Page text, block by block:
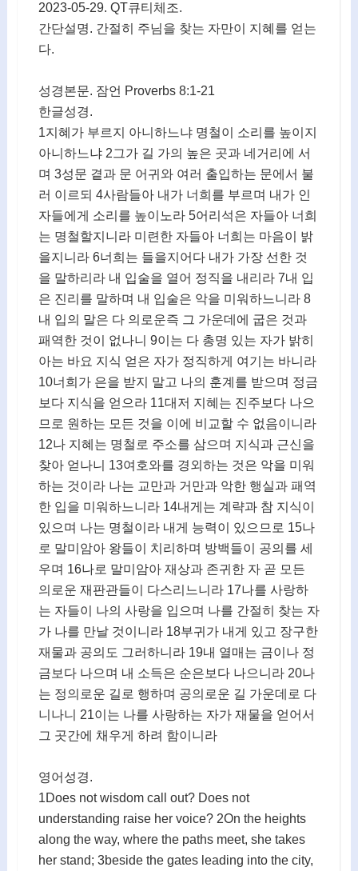
2023-05-29. QT큐티체조.
간단설명. 간절히 주님을 찾는 자만이 지혜를 얻는
다.
성경본문. 잠언 Proverbs 8:1-21
한글성경.
1지혜가 부르지 아니하느냐 명철이 소리를 높이지
아니하느냐 2그가 길 가의 높은 곳과 네거리에 서
며 3성문 곁과 문 어귀와 여러 출입하는 문에서 불
러 이르되 4사람들아 내가 너희를 부르며 내가 인
자들에게 소리를 높이노라 5어리석은 자들아 너희
는 명철할지니라 미련한 자들아 너희는 마음이 밝
을지니라 6너희는 들을지어다 내가 가장 선한 것
을 말하리라 내 입술을 열어 정직을 내리라 7내 입
은 진리를 말하며 내 입술은 악을 미워하느니라 8
내 입의 말은 다 의로운즉 그 가운데에 굽은 것과
패역한 것이 없나니 9이는 다 총명 있는 자가 밝히
아는 바요 지식 얻은 자가 정직하게 여기는 바니라
10너희가 은을 받지 말고 나의 훈계를 받으며 정금
보다 지식을 얻으라 11대저 지혜는 진주보다 나으
므로 원하는 모든 것을 이에 비교할 수 없음이니라
12나 지혜는 명철로 주소를 삼으며 지식과 근신을
찾아 얻나니 13여호와를 경외하는 것은 악을 미워
하는 것이라 나는 교만과 거만과 악한 행실과 패역
한 입을 미워하느니라 14내게는 계략과 참 지식이
있으며 나는 명철이라 내게 능력이 있으므로 15나
로 말미암아 왕들이 치리하며 방백들이 공의를 세
우며 16나로 말미암아 재상과 존귀한 자 곧 모든
의로운 재판관들이 다스리느니라 17나를 사랑하
는 자들이 나의 사랑을 입으며 나를 간절히 찾는 자
가 나를 만날 것이니라 18부귀가 내게 있고 장구한
재물과 공의도 그러하니라 19내 열매는 금이나 정
금보다 나으며 내 소득은 순은보다 나으니라 20나
는 정의로운 길로 행하며 공의로운 길 가운데로 다
니나니 21이는 나를 사랑하는 자가 재물을 얻어서
그 곳간에 채우게 하려 함이니라
영어성경.
1Does not wisdom call out? Does not
understanding raise her voice? 2On the heights
along the way, where the paths meet, she takes
her stand; 3beside the gates leading into the city,